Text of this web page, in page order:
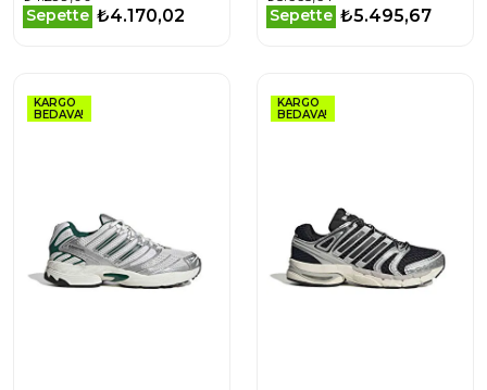
Sepette ₺4.170,02 Sepette ₺5.495,67
KARGO
BEDAVA!
KARGO
BEDAVA!